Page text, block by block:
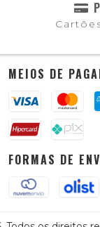
MEIOS DE
FORMAS DE